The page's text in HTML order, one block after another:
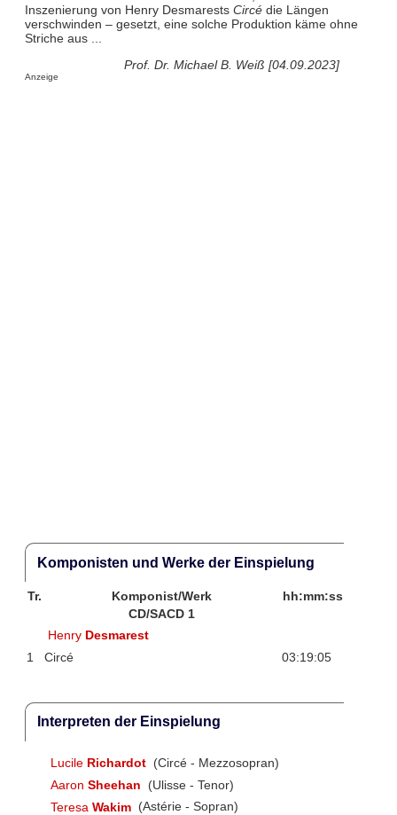
Inszenierung von Henry Desmarests Circédie Längen
verschwinden – gesetzt, eine solche Produktion käme ohne
Striche aus ...
Prof. Dr. Michael B. Weiß [04.09.2023]
Anzeige
Komponisten und Werke der Einspielung
Tr. Komponist/Werk
hh:mm:ss
CD/SACD 1
Henry Desmarest
1
Circé 03:19:05
Interpreten der Einspielung
Lucile Richardot (Circé - Mezzosopran)
Aaron Sheehan
(Ulisse - Tenor)
Teresa Wakim (Astérie - Sopran)